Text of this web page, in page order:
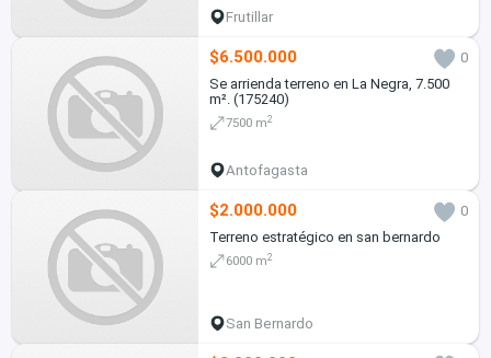
Frutillar
$6.500.000
0
Se arrienda terreno en La Negra, 7.500
m². (175240)
7500 m2
Antofagasta
$2.000.000
0
Terreno estratégico en san bernardo
6000 m2
San Bernardo